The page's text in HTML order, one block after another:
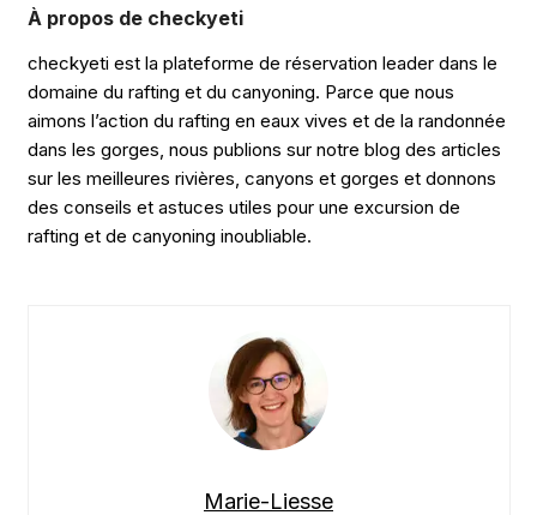
À propos de checkyeti
checkyeti est la plateforme de réservation leader dans le
domaine du rafting et du canyoning. Parce que nous
aimons l’action du rafting en eaux vives et de la randonnée
dans les gorges, nous publions sur notre blog des articles
sur les meilleures rivières, canyons et gorges et donnons
des conseils et astuces utiles pour une excursion de
rafting et de canyoning inoubliable.
Marie-Liesse